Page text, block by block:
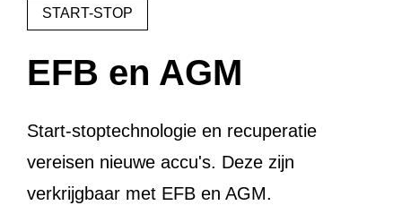
START-STOP
EFB en AGM
Start-stoptechnologie en recuperatie
vereisen nieuwe accu's. Deze zijn
verkrijgbaar met EFB en AGM.